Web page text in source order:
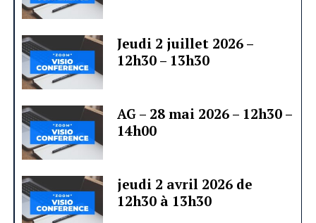
Jeudi 2 juillet 2026 –
12h30 – 13h30
AG – 28 mai 2026 – 12h30 –
14h00
jeudi 2 avril 2026 de
12h30 à 13h30